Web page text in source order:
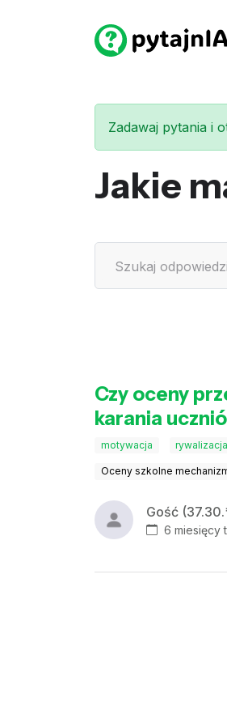
Zadawaj pytania i
Jakie
Czy oceny
karania
motywacja rywalizacja
Oceny szkolne
Gość
6 miesięcy